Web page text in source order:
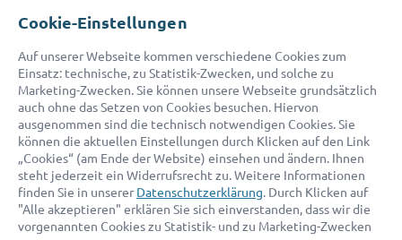
© 2026 advocado - einfach online den passenden Rechtsanwalt finden
Auszeichnungen:
Cookie-Einstellungen
Auf unserer Webseite kommen verschiedene Cookies zum
Einsatz: technische, zu Statistik-Zwecken, und solche zu
Marketing-Zwecken. Sie können unsere Webseite grundsätzlich
auch ohne das Setzen von Cookies besuchen. Hiervon
ausgenommen sind die technisch notwendigen Cookies. Sie
können die aktuellen Einstellungen durch Klicken auf den Link
„Cookies“ (am Ende der Website) einsehen und ändern. Ihnen
steht jederzeit ein Widerrufsrecht zu. Weitere Informationen
finden Sie in unserer Datenschutzerklärung. Durch Klicken auf
"Alle akzeptieren" erklären Sie sich einverstanden, dass wir die
vorgenannten Cookies zu Statistik- und zu Marketing-Zwecken